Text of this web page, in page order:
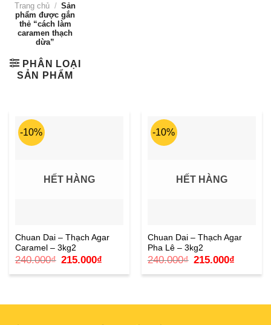
Trang chủ / Sản
phẩm được gắn
thẻ “cách làm
caramen thạch
dừa”
PHÂN LOẠI
SẢN PHẨM
-10%
HẾT HÀNG
Chuan Dai – Thạch Agar
Caramel – 3kg2
240.000₫ Giá
gốc
là:
215.000₫Giá
tại
-10%
HẾT HÀNG
Chuan Dai – Thạch Agar
Pha Lê – 3kg2
240.000₫ Giá
gốc
là:
215.000₫Giá
tại